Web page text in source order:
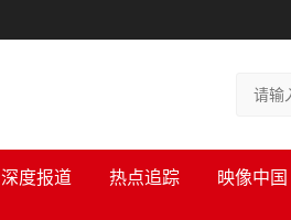
深度报道 热点追踪 映像中国